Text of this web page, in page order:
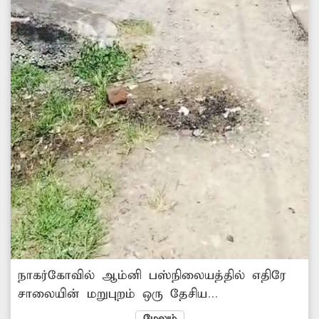
நாகர்கோவில் ஆம்னி பஸ்நிலையத்தில் எதிரே
சாலையின் மறுபுறம் ஒரு தேசிய
மயமாக்கப்பட்ட வங்கி உள்ளது. இந்த